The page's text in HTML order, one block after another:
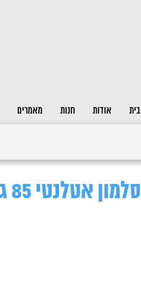
אודות חנות מאמרים
אטלנטי 85 גרם